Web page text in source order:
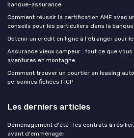
banque-assurance
Comment réussir la certification AMF avec
conseils pour les particuliers dans la
Obtenir un crédit en ligne à l'étranger pour
Assurance vieux campeur : tout ce que
aventures en montagne
Comment trouver un courtier en leasing
personnes fichées FICP
Les derniers articles
Déménagement d'été : les contrats à
avant d'emménager